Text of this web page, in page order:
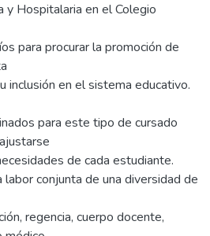
y Hospitalaria en el Colegio
para procurar la promoción de
inclusión en el sistema educativo.
para este tipo de cursado
de cada estudiante.
conjunta de una diversidad de
regencia, cuerpo docente,